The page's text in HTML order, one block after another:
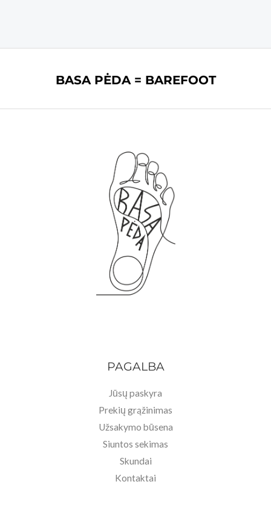
BASA PĖDA = BAREFOOT
PAGALBA
Jūsų paskyra
Prekių grąžinimas
Užsakymo būsena
Siuntos sekimas
Skundai
Kontaktai